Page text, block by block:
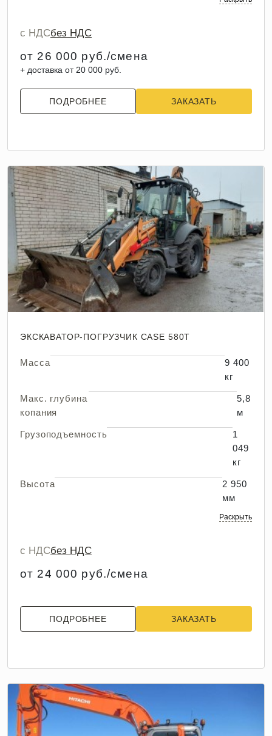
с НДСбез НДС
от 26 000 руб./смена
+ доставка от 20 000 руб.
ПОДРОБНЕЕ ЗАКАЗАТЬ
ЭКСКАВАТОР-ПОГРУЗЧИК CASE 580T
Масса
9 400
кг
Макс. глубина
копания
5,8
м
Грузоподъемность
1
049
кг
Высота
2 950
мм
Раскрыть
с НДСбез НДС
от 24 000 руб./смена
ПОДРОБНЕЕ ЗАКАЗАТЬ